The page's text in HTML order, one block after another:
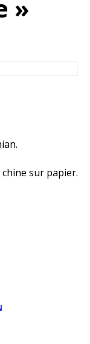
»
sur papier.